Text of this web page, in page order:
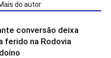
do autor
conversão deixa
ferido na Rodovia